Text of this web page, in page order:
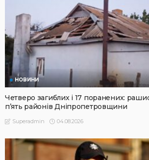
НОВИНИ
Четверо загиблих і 17 поранених:
п’ять районів Дніпропетровщини
Superadmin 04.08.2026